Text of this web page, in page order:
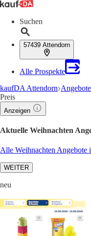
Suchen
57439 Attendorn
Alle Prospekte
kaufDA Attendorn Angebote
Preis
Anzeigen
Aktuelle Weihnachten
Alle Weihnachten Angebote
WEITER
neu